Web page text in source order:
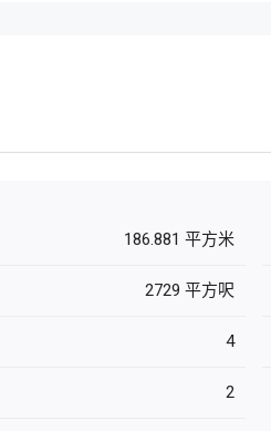
186.881 平方米
2729 平方呎
4
2